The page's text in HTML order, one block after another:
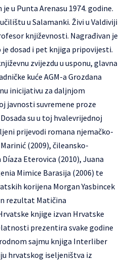
u Punta Arenasu 1974. godine.
u Salamanki. Živi u Valdiviji
književnosti. Nagrađivan je
je dosad i pet knjiga pripovijesti.
zvijezdu u usponu, glavna
kuće AGM-a Grozdana
inicijativu za daljnjom
javnosti suvremene proze
Dosada su u toj hvalevrijednoj
prijevodi romana njemačko-
(2009), čileansko-
Eterovica (2010), Juana
Mimice Barasija (2006) te
korijena Morgan Yasbincek
rezultat Matičina
knjige izvan Hrvatske
prezentira svake godine
sajmu knjiga Interliber
hrvatskog iseljeništva iz